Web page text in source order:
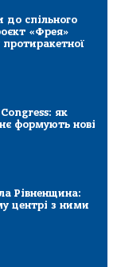
до спільного
«Фрея»
протиракетної
як
формують нові
Рівненщина:
центрі з ними